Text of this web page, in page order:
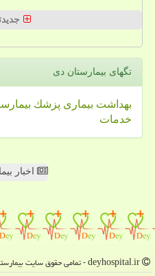
تگهای بیمارستان دی
بهداشت بیماری پزشك
خدمات
اخبار